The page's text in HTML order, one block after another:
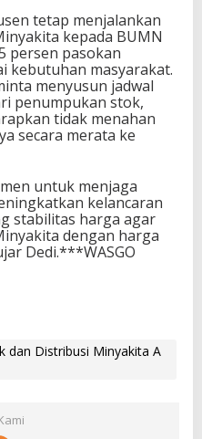
tetap menjalankan
kepada BUMN
persen pasokan
kebutuhan masyarakat.
menyusun jadwal
penumpukan stok,
tidak menahan
secara merata ke
untuk menjaga
kelancaran
stabilitas harga agar
dengan harga
Dedi.***WASGO
dan Distribusi Minyakita A